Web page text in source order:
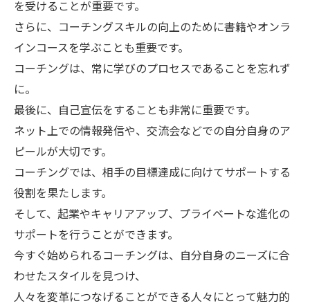
を受けることが重要です。
さらに、コーチングスキルの向上のために書籍やオンラ
インコースを学ぶことも重要です。
コーチングは、常に学びのプロセスであることを忘れず
に。
最後に、自己宣伝をすることも非常に重要です。
ネット上での情報発信や、交流会などでの自分自身のア
ピールが大切です。
コーチングでは、相手の目標達成に向けてサポートする
役割を果たします。
そして、起業やキャリアアップ、プライベートな進化の
サポートを行うことができます。
今すぐ始められるコーチングは、自分自身のニーズに合
わせたスタイルを見つけ、
人々を変革につなげることができる人々にとって魅力的